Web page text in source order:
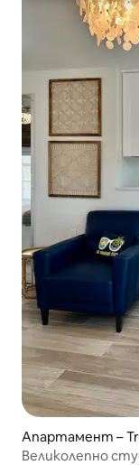
Апартамент –
Великолепно